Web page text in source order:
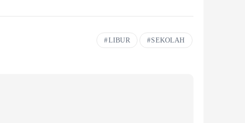
LIBUR SEKOLAH